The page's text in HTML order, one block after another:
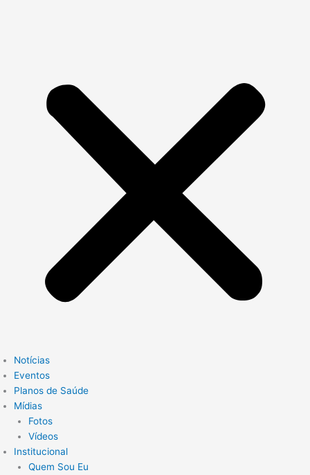
Notícias
Eventos
Planos de Saúde
Mídias
Fotos
Vídeos
Institucional
Quem Sou Eu